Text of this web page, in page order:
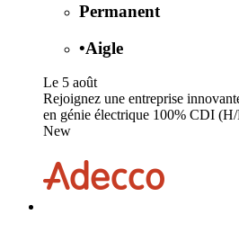
Permanent
•Aigle
Le 5 août
Rejoignez une entreprise
en génie électrique 100% CDI
New